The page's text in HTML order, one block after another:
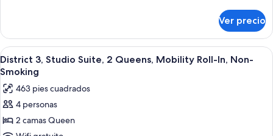
size,
para
no
fumadores
(District
3
Dlx
Poolside
Deluxe,
camas
Queen
para
no
fumadores
(District
Ver precio
Abrir
todas
las
fotos
de
District
Habitación de hotel con dos camas,
6
District 3, Studio Suite, 2 Queens, Mobility Roll-In, Non-
Smoking
463 pies cuadrados
4 personas
2 camas Queen